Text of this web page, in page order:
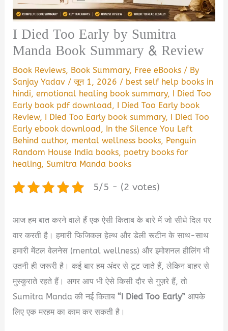
I Died Too Early by Sumitra
Manda Book Summary & Review
Book Reviews, Book Summary, Free eBooks / By
Sanjay Yadav /जून 1, 2026 / best self help books in
hindi,emotional healing book summary, I Died Too
Early book pdf download, I Died Too Early book
Review, I Died Too Early book summary, I Died Too
Early ebook download, In the Silence You Left
Behind author, mental wellness books, Penguin
Random House India books,poetry books for
healing,Sumitra Manda books
5/5 - (2 votes)
आज हम बात करने वाले हैं एक ऐसी किताब के बारे में जो सीधे दिल पर
वार करती है। हमारी फिजिकल हेल्थ और डेली रूटीन के साथ-साथ
हमारी मेंटल वेलनेस (mental wellness) और इमोशनल हीलिंग भी
उतनी ही जरूरी है। कई बार हम अंदर से टूट जाते हैं, लेकिन बाहर से
मुस्कुराते रहते हैं। अगर आप भी ऐसे किसी दौर से गुज़रे हैं, तो
Sumitra Manda की नई किताब“I Died Too Early” आपके
लिए एक मरहम का काम कर सकती है।